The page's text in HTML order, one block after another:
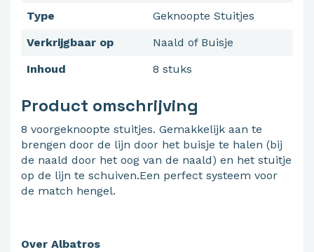
Type
Geknoopte Stuitjes
Verkrijgbaar op
Naald of Buisje
Inhoud
8 stuks
Product omschrijving
8 voorgeknoopte stuitjes. Gemakkelijk aan te
brengen door de lijn door het buisje te halen (bij
de naald door het oog van de naald) en het stuitje
op de lijn te schuiven.Een perfect systeem voor
de match hengel.
Over Albatros